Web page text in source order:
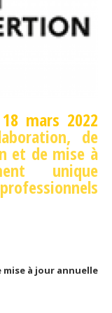
mars 2022
de
et de mise à
unique
à jour annuelle